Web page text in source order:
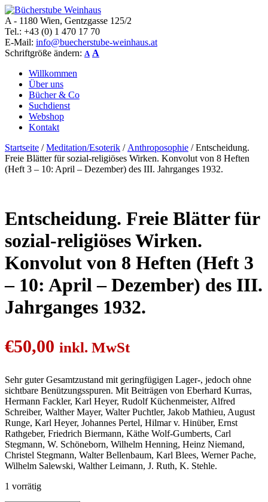
Bücherstube Weinhaus
Verkauf von seltenen antiquarischen und alten, teilweise noch
verlagsneuen Bücher.
A - 1180 Wien, Gentzgasse 125/2
Tel.: +43 (0) 1 470 17 70
E-Mail: info@buecherstube-weinhaus.at
Schriftgröße ändern: A A
Willkommen
Über uns
Bücher & Co
Suchdienst
Webshop
Kontakt
Startseite /Meditation/Esoterik / Anthroposophie / Entscheidung.
Freie Blätter für sozial-religiöses Wirken. Konvolut von 8 Heften
(Heft 3 – 10: April – Dezember) des III. Jahrganges 1932.
Entscheidung. Freie Blätter für
sozial-religiöses Wirken.
Konvolut von 8 Heften (Heft 3
– 10: April – Dezember) des III.
Jahrganges 1932.
€50,00 inkl. MwSt
Sehr guter Gesamtzustand mit geringfügigen Lager-, jedoch ohne
sichtbare Benützungsspuren. Mit Beiträgen von Eberhard Kurras,
Hermann Fackler, Karl Heyer, Rudolf Küchenmeister, Alfred
Schreiber, Walther Mayer, Walter Puchtler, Jakob Mathieu, August
Runge, Karl Heyer, Johannes Pertel, Hilmar v. Hinüber, Ernst
Rathgeber, Friedrich Biermann, Käthe Wolf-Gumberts, Carl
Stegmann, W. Schöneborn, Wilhelm Henning, Heinz Niemand,
Christel Stegmann, Walter Bellenbaum, Karl Blees, Werner Pache,
Wilhelm Salewski, Walther Leimann, J. Ruth, K. Stehle.
1 vorrätig